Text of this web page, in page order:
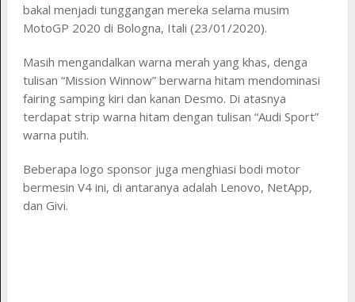
bakal menjadi tunggangan mereka selama musim
MotoGP 2020 di Bologna, Itali (23/01/2020).
Masih mengandalkan warna merah yang khas, denga
tulisan “Mission Winnow” berwarna hitam mendominasi
fairing samping kiri dan kanan Desmo. Di atasnya
terdapat strip warna hitam dengan tulisan “Audi Sport”
warna putih.
Beberapa logo sponsor juga menghiasi bodi motor
bermesin V4 ini, di antaranya adalah Lenovo, NetApp,
dan Givi.